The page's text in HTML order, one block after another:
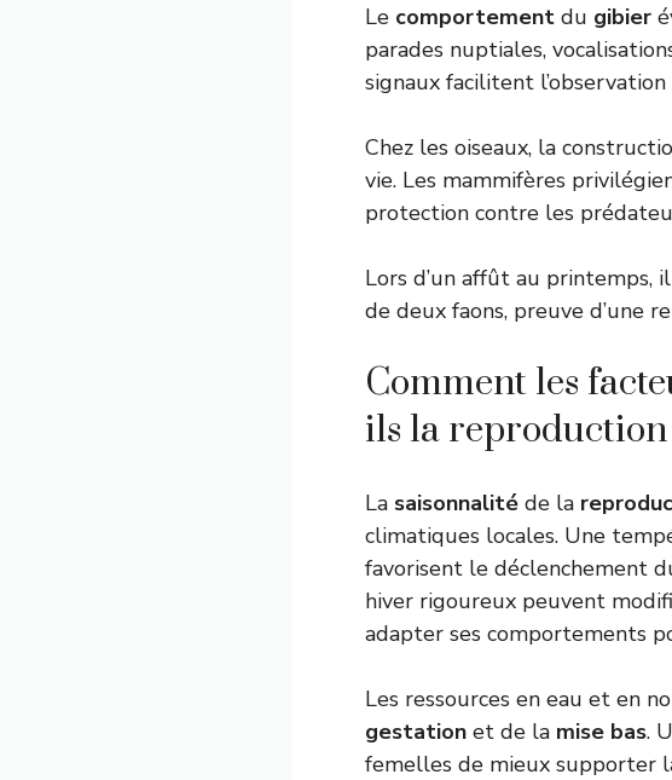
Le comportement du gibier
parades nuptiales,
signaux facilitent
Chez les oiseaux, la
vie. Les mammifères
protection contre les
Lors d’un affût au printemps,
de deux faons, preuve d’une
Comment les
ils la
La saisonnalité de la
climatiques locales. Une
favorisent le déclenchement
hiver rigoureux peuvent
adapter ses comportements
Les ressources en eau et en
gestation et de la mise bas.
femelles de mieux supporter